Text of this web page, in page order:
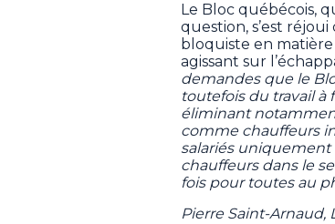
Le Bloc québécois,
question, s’est
bloquiste en matière
agissant sur
demandes que le
toutefois du travail à
éliminant
comme chauffeurs
salariés uniquement
chauffeurs dans le
fois pour toutes au
Pierre Saint-Arnaud,